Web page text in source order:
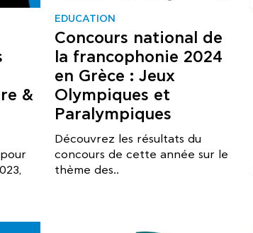
&
EDUCATION
Concours national de
la francophonie 2024
en Grèce : Jeux
Olympiques et
Paralympiques
Découvrez les résultats du
concours de cette année sur le
thème des..